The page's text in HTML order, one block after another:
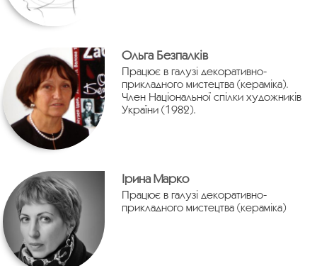
Ольга Безпалків
Працює в галузі декоративно-
прикладного мистецтва (кераміка).
Член Національної спілки художників
України (1982).
Ірина Марко
Працює в галузі декоративно-
прикладного мистецтва (кераміка)